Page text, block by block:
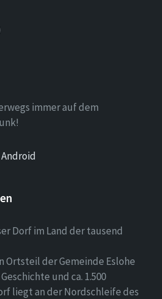
immer auf dem
Dorf im Land der tausend
Ortsteil der Gemeinde Eslohe
und ca. 1.500
liegt an der Nordschleife des